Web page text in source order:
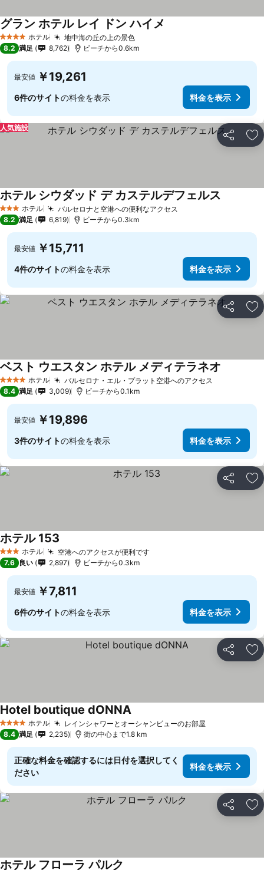
4 ホテルのランク
ホテル 地中海の丘の上の景色
グラン ホテル レイ ドン ハイメ
8.2 満足 8,762 ビーチから0.6km
最安値 ￥19,261
6件のサイトの料金を表示 料金を表示
シェア お
人気施設
3 ホテルのランク
ホテル バルセロナと空港への便利なアクセス
ホテル シウダッド デ カステルデフェルス
8.2 満足 6,819 ビーチから0.3km
最安値 ￥15,711
4件のサイトの料金を表示 料金を表示
シェア お
4 ホテルのランク
ホテル バルセロナ・エル・プラット空港へのアクセス
ベスト ウエスタン ホテル メディテラネオ
8.4 満足 3,009 ビーチから0.1km
最安値 ￥19,896
3件のサイトの料金を表示 料金を表示
シェア お
3 ホテルのランク
ホテル 空港へのアクセスが便利です
ホテル 153
7.6 良い 2,897 ビーチから0.3km
最安値 ￥7,811
6件のサイトの料金を表示 料金を表示
シェア お
4 ホテルのランク
ホテル レインシャワーとオーシャンビューのお部屋
Hotel boutique dONNA
8.4 満足 2,235 街の中心まで1.8 km
正確な料金を確認するには日付を選択してく
ださい
料金を表示
シェア お
ホテル フローラ パルク